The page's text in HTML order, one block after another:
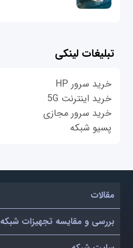
تبلیغات لینکی
خرید سرور HP
خرید اینترنت 5G
خرید سرور مجازی
پسیو شبکه
مقالات
بررسی و مقایسه تجهیزات شبکه